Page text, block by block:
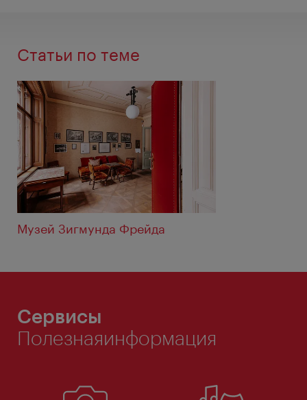
Статьи по теме
Музей Зигмунда Фрейда
Сервисы
Полезнаяинформация